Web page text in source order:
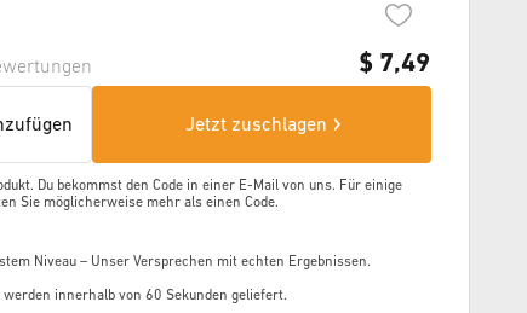
$ 7,49
Jetzt zuschlagen
Du bekommst den Code in einer E-Mail von uns. Für einige
Sie möglicherweise mehr als einen Code.
Niveau – Unser Versprechen mit echten Ergebnissen.
innerhalb von 60 Sekunden geliefert.